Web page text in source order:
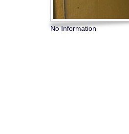
No Information